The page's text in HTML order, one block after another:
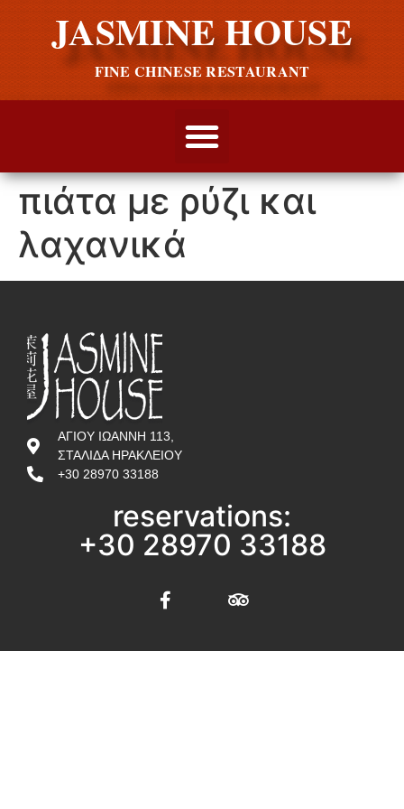
JASMINE HOUSE
FINE CHINESE RESTAURANT
πιάτα με ρύζι και
λαχανικά
ΑΓΙΟΥ ΙΩΑΝΝΗ 113,
ΣΤΑΛΙΔΑ ΗΡΑΚΛΕΙΟΥ
+30 28970 33188
reservations:
+30 28970 33188